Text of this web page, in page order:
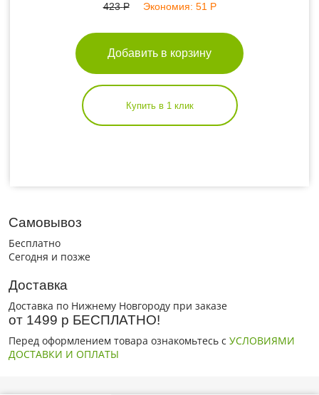
423 Р Экономия: 51 Р
Добавить в корзину
Купить в 1 клик
Самовывоз
Бесплатно
Сегодня и позже
Доставка
Доставка по Нижнему Новгороду при заказе
от 1499 р БЕСПЛАТНО!
Перед оформлением товара ознакомьтесь с УСЛОВИЯМИ
ДОСТАВКИ И ОПЛАТЫ